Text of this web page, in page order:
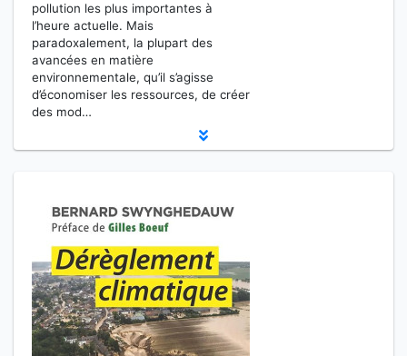
pollution les plus importantes à
l’heure actuelle. Mais
paradoxalement, la plupart des
avancées en matière
environnementale, qu’il s’agisse
d’économiser les ressources, de créer
des mod…